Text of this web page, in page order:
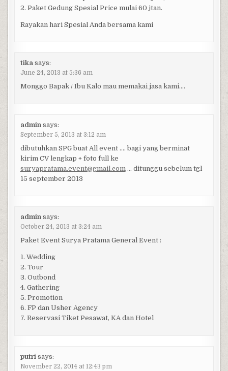
2. Paket Gedung Spesial Price mulai 60 jtan.
Rayakan hari Spesial Anda bersama kami
tika says:
June 24, 2013 at 5:36 am
Monggo Bapak / Ibu Kalo mau memakai jasa kami….
admin says:
September 5, 2013 at 3:12 am
dibutuhkan SPG buat All event …. bagi yang berminat
kirim CV lengkap + foto full ke
suryapratama.event@gmail.com … ditunggu sebelum tgl
15 september 2013
admin says:
October 24, 2013 at 3:24 am
Paket Event Surya Pratama General Event :
1. Wedding
2. Tour
3. Outbond
4. Gathering
5. Promotion
6. FP dan Usher Agency
7. Reservasi Tiket Pesawat, KA dan Hotel
putri says:
November 22, 2014 at 12:43 pm